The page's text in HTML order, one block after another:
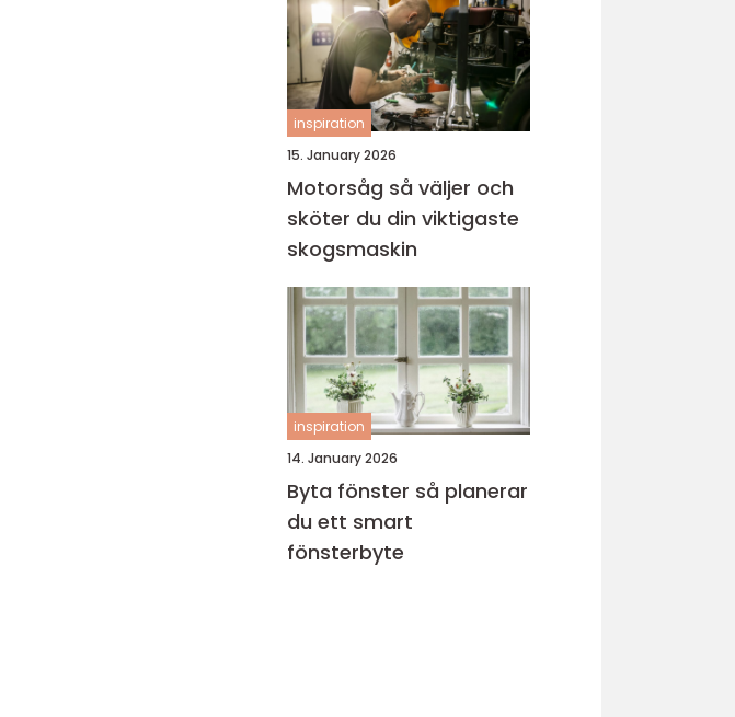
inspiration
15. January 2026
Motorsåg så väljer och
sköter du din viktigaste
skogsmaskin
inspiration
14. January 2026
Byta fönster så planerar
du ett smart
fönsterbyte